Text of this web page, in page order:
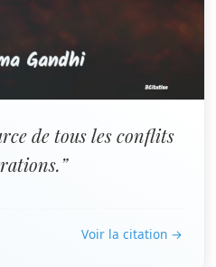
de tous les conflits
Voir la citation →